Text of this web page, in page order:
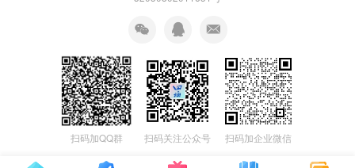
扫码加QQ群 扫码关注公众号 扫码加企业微信